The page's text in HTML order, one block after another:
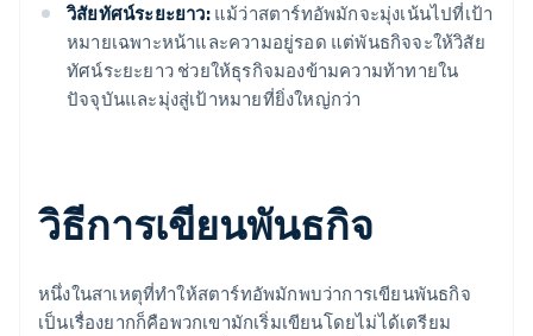
วิสัยทัศน์ระยะยาว:แม้ว่าสตาร์ทอัพมักจะมุ่งเน้นไปที่เป้า
หมายเฉพาะหน้าและความอยู่รอด แต่พันธกิจจะให้วิสัย
ทัศน์ระยะยาว ช่วยให้ธุรกิจมองข้ามความท้าทายใน
ปัจจุบันและมุ่งสู่เป้าหมายที่ยิ่งใหญ่กว่า
วิธีการเขียนพันธกิจ
หนึ่งในสาเหตุที่ทำให้สตาร์ทอัพมักพบว่าการเขียนพันธกิจ
เป็นเรื่องยากก็คือพวกเขามักเริ่มเขียนโดยไม่ได้เตรียม